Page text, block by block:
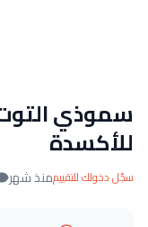
سموذي التوت
للأكسدة
سجّل دخولك للتقييممنذ شهر